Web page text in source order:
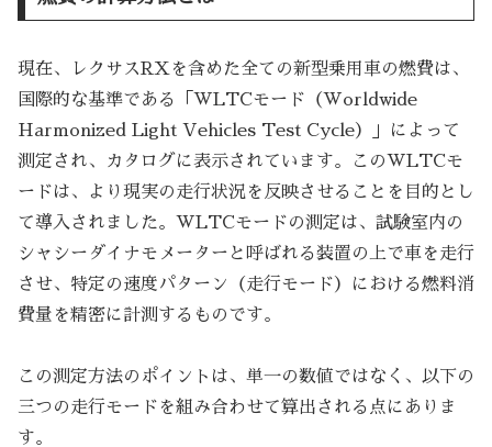
現在、レクサスRXを含めた全ての新型乗用車の燃費は、
国際的な基準である「WLTCモード（Worldwide
Harmonized Light Vehicles Test Cycle）」によって
測定され、カタログに表示されています。このWLTCモ
ードは、より現実の走行状況を反映させることを目的とし
て導入されました。WLTCモードの測定は、試験室内の
シャシーダイナモメーターと呼ばれる装置の上で車を走行
させ、特定の速度パターン（走行モード）における燃料消
費量を精密に計測するものです。
この測定方法のポイントは、単一の数値ではなく、以下の
三つの走行モードを組み合わせて算出される点にありま
す。